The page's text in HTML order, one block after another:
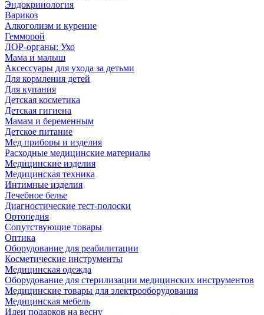
Эндокринология
Варикоз
Алкоголизм и курение
Гемморой
ЛОР-органы: Ухо
Мама и малыш
Аксессуары для ухода за детьми
Для кормления детей
Для купания
Детская косметика
Детская гигиена
Мамам и беременным
Детское питание
Мед приборы и изделия
Расходные медицинские материалы
Медицинские изделия
Медицинская техника
Интимные изделия
Лечебное белье
Диагностические тест-полоски
Ортопедия
Сопутствующие товары
Оптика
Оборудование для реабилитации
Косметические инструменты
Медицинская одежда
Оборудование для стерилизации медицинских инструментов
Медицинские товары для электрооборудования
Медицинская мебель
Идеи подарков на весну